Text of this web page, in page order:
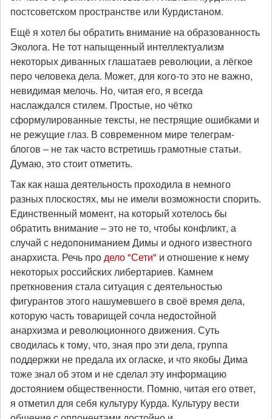
постсоветском пространстве или Курдистаном.
Ещё я хотел бы обратить внимание на образованность
Эколога. Не тот напыщенный интеллектуализм
некоторых диванных глашатаев революции, а лёгкое
перо человека дела. Может, для кого-то это не важно,
невидимая мелочь. Но, читая его, я всегда
наслаждался стилем. Простые, но чётко
сформулированные тексты, не пестрящие ошибками и
не режущие глаз. В современном мире телеграм-
блогов – не так часто встретишь грамотные статьи.
Думаю, это стоит отметить.
Так как наша деятельность проходила в немного
разных плоскостях, мы не имели возможности спорить.
Единственный момент, на который хотелось бы
обратить внимание – это не то, чтобы конфликт, а
случай с недопониманием Димы и одного известного
анархиста. Речь продело "Сети" и отношение к нему
некоторых российских либертариев. Камнем
преткновения стала ситуация с деятельностью
фигурантов этого нашумевшего в своё время дела,
которую часть товарищей сочла недостойной
анархизма и революционного движения. Суть
сводилась к тому, что, зная про эти дела, группа
поддержки не предала их огласке, и что якобы Дима
тоже знал об этом и не сделал эту информацию
достоянием общественности. Помню, читая его ответ,
я отметил для себя культуру Курда. Культуру вести